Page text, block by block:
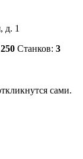
д. 1
250 Станков: 3
сами.